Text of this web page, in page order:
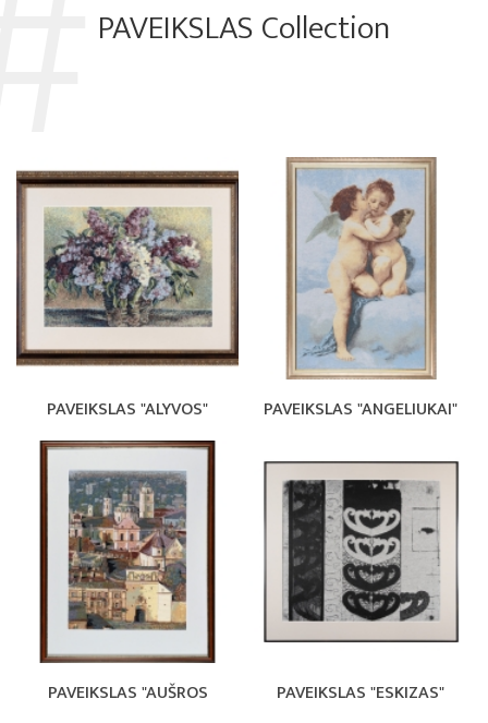
PAVEIKSLAS Collection
PAVEIKSLAS "ALYVOS" PAVEIKSLAS "ANGELIUKAI"
PAVEIKSLAS "AUŠROS PAVEIKSLAS "ESKIZAS"